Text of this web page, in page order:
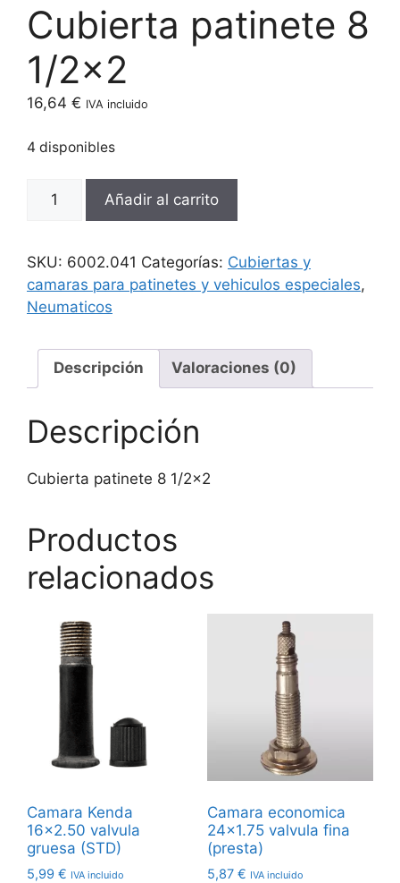
Cubierta patinete 8
1/2×2
16,64 € IVA incluido
4 disponibles
patinete
1/2x2
cantidad
Añadir al carrito
SKU: 6002.041 Categorías: Cubiertas y
camaras para patinetes y vehiculos especiales,
Neumaticos
Descripción Valoraciones (0)
Descripción
Cubierta patinete 8 1/2×2
Productos
relacionados
Camara Kenda
16×2.50 valvula
gruesa (STD)
5,99 € IVA incluido
Camara economica
24×1.75 valvula fina
(presta)
5,87 € IVA incluido